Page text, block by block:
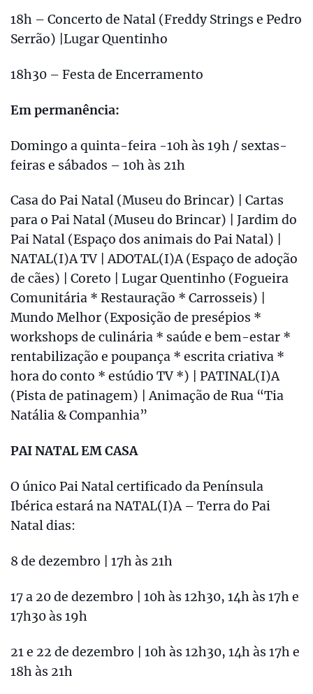
18h – Concerto de Natal (Freddy Strings e Pedro
Serrão) |Lugar Quentinho
18h30 – Festa de Encerramento
Em permanência:
Domingo a quinta-feira -10h às 19h / sextas-
feiras e sábados – 10h às 21h
Casa do Pai Natal (Museu do Brincar) | Cartas
para o Pai Natal (Museu do Brincar) | Jardim do
Pai Natal (Espaço dos animais do Pai Natal) |
NATAL(I)A TV | ADOTAL(I)A (Espaço de adoção
de cães) | Coreto | Lugar Quentinho (Fogueira
Comunitária * Restauração * Carrosseis) |
Mundo Melhor (Exposição de presépios *
workshops de culinária * saúde e bem-estar *
rentabilização e poupança * escrita criativa *
hora do conto * estúdio TV *) | PATINAL(I)A
(Pista de patinagem) | Animação de Rua “Tia
Natália & Companhia”
PAI NATAL EM CASA
O único Pai Natal certificado da Península
Ibérica estará na NATAL(I)A – Terra do Pai
Natal dias:
8 de dezembro | 17h às 21h
17 a 20 de dezembro | 10h às 12h30, 14h às 17h e
17h30 às 19h
21 e 22 de dezembro | 10h às 12h30, 14h às 17h e
18h às 21h